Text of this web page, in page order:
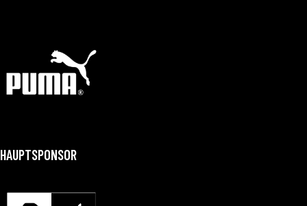
HAUPTSPONSOR